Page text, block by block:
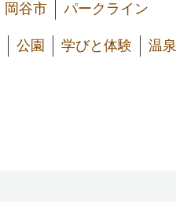
岡谷市 パークライン
公園 学びと体験 温泉